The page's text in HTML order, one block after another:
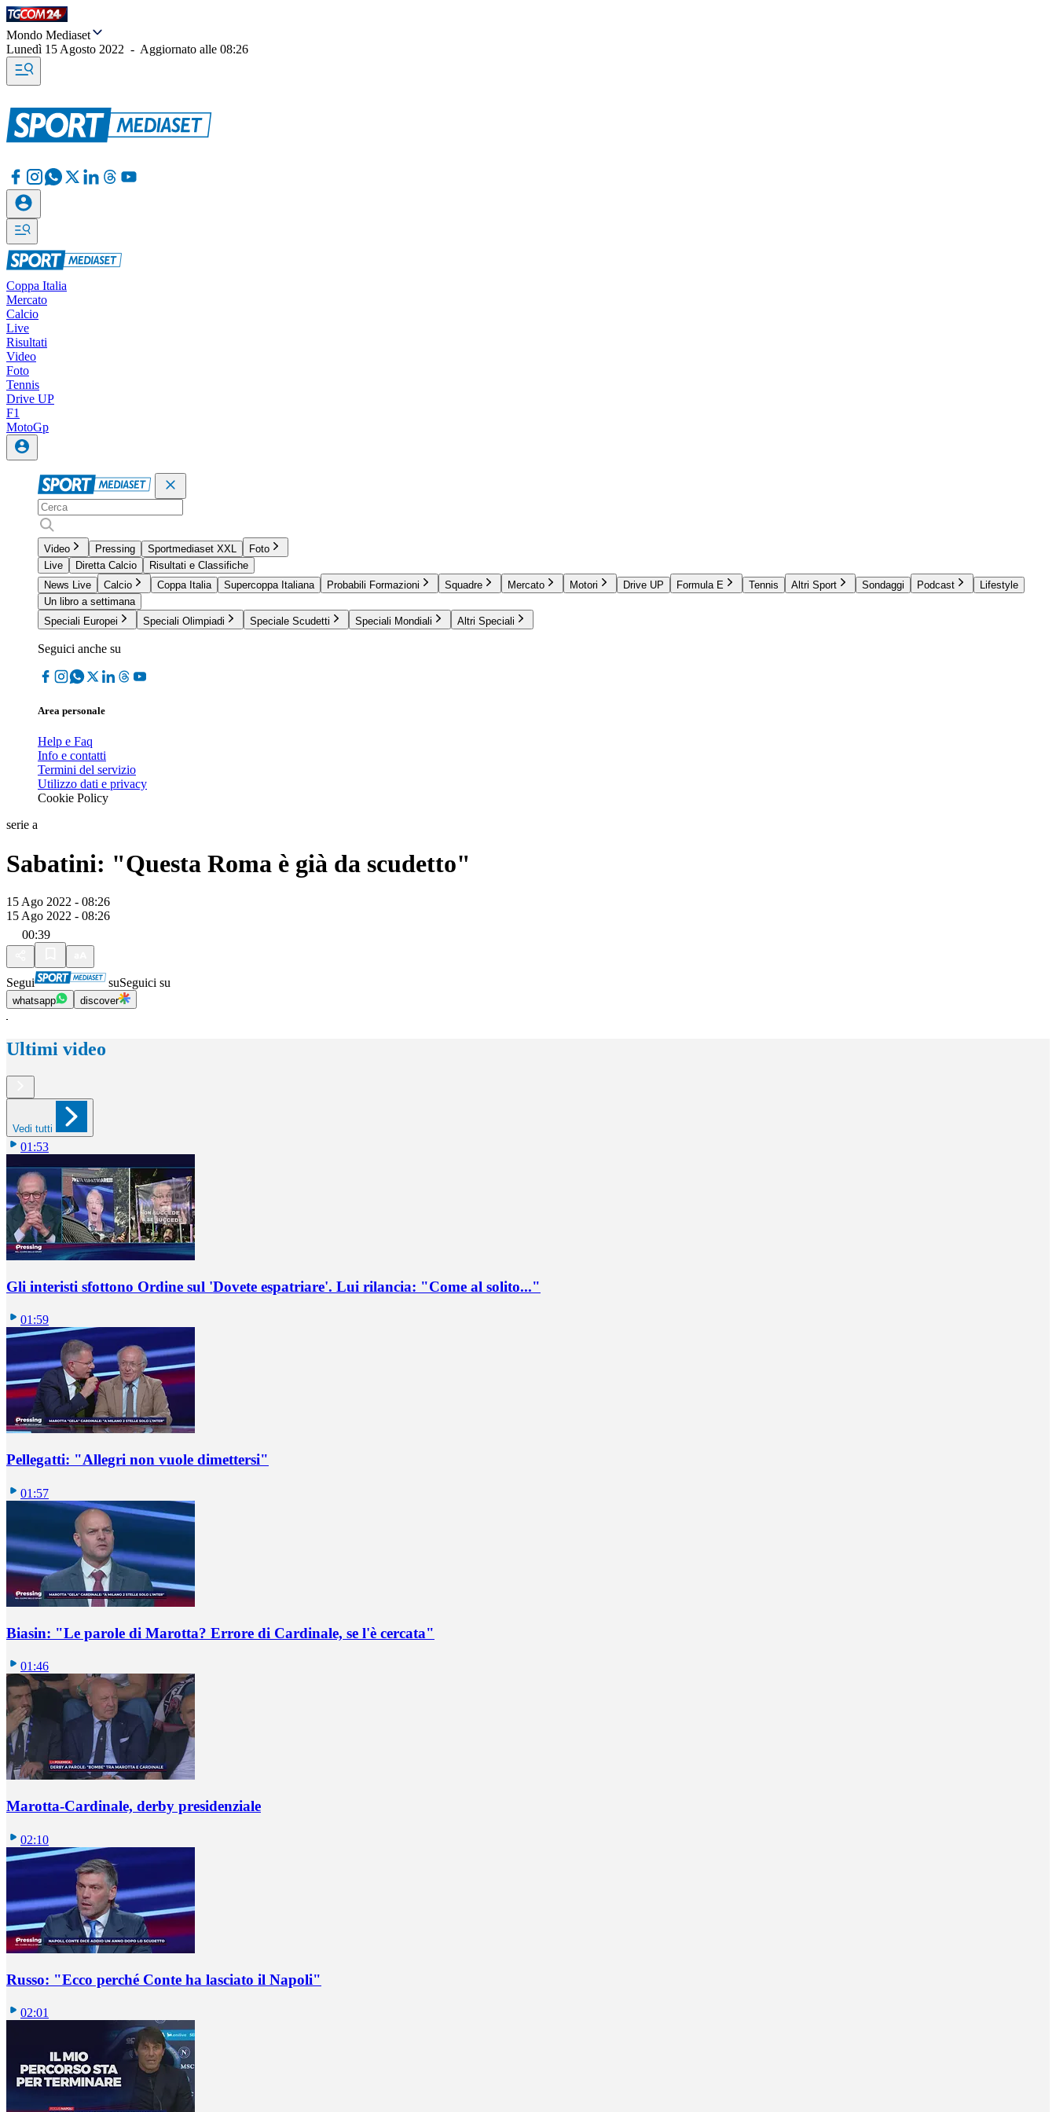
Mondo Mediaset
Lunedì 15 Agosto 2022 - Aggiornato alle 08:26
Coppa Italia
Mercato
Calcio
Live
Risultati
Video
Foto
Tennis
Drive UP
F1
MotoGp
Video Pressing Sportmediaset XXL
Foto
Live
Diretta Calcio
Risultati e Classifiche
News Live
Calcio Coppa Italia Supercoppa Italiana Probabili Formazioni Squadre Mercato Motori Drive UP Formula E Tennis Altri Sport Sondaggi Podcast
Lifestyle
Un libro a settimana
Speciali Europei
Speciali Olimpiadi Speciale Scudetti Speciali Mondiali Altri Speciali
Seguici anche su
Area personale
Help e Faq
Info e contatti
Termini del servizio
Utilizzo dati e privacy
Cookie Policy
serie a
Sabatini: "Questa Roma è già da scudetto"
15 Ago 2022 - 08:26
15 Ago 2022 - 08:26
00:39
Segui suSeguici su
whatsapp discover
Ultimi video
Vedi tutti
01:53
Gli interisti sfottono Ordine sul 'Dovete espatriare'. Lui rilancia: "Come al solito..."
01:59
Pellegatti: "Allegri non vuole dimettersi"
01:57
Biasin: "Le parole di Marotta? Errore di Cardinale, se l'è cercata"
01:46
Marotta-Cardinale, derby presidenziale
02:10
Russo: "Ecco perché Conte ha lasciato il Napoli"
02:01